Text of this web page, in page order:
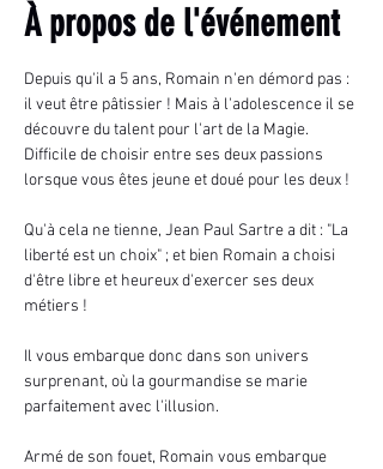
À propos de l'événement
Depuis qu'il a 5 ans, Romain n'en démord pas :
il veut être pâtissier ! Mais à l'adolescence il se
découvre du talent pour l'art de la Magie.
Difficile de choisir entre ses deux passions
lorsque vous êtes jeune et doué pour les deux !
Qu'à cela ne tienne, Jean Paul Sartre a dit : "La
liberté est un choix" ; et bien Romain a choisi
d'être libre et heureux d'exercer ses deux
métiers !
Il vous embarque donc dans son univers
surprenant, où la gourmandise se marie
parfaitement avec l'illusion.
Armé de son fouet, Romain vous embarque